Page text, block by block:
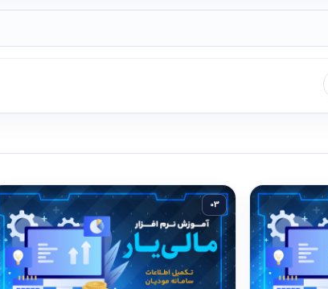
03